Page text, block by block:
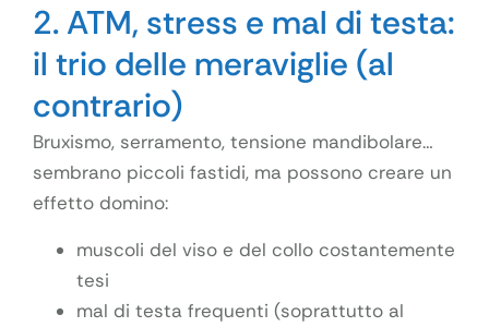
2. ATM, stress e mal di testa:
il trio delle meraviglie (al
contrario)
Bruxismo, serramento, tensione mandibolare…
sembrano piccoli fastidi, ma possono creare un
effetto domino:
muscoli del viso e del collo costantemente
tesi
mal di testa frequenti (soprattutto al